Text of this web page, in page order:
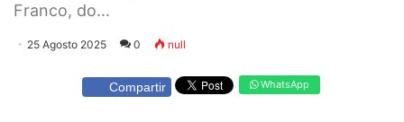
Franco, do...
25 Agosto 2025 0 null
Compartir WhatsApp